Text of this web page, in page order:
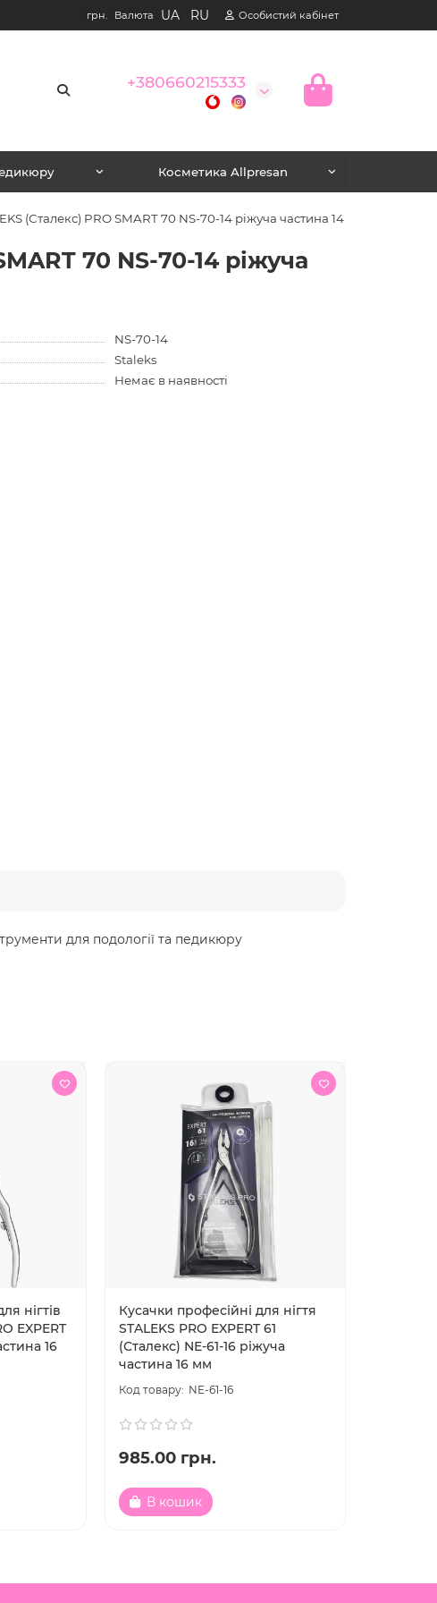
грн. Валюта UA RU Особистий кабінет
+380660215333
Косметика Allpresan
(Сталекс) PRO SMART 70 NS-70-14 ріжуча частина 14 мм
70 NS-70-14 ріжуча
NS-70-14
Staleks
Немає в наявності
для подології та педикюру
нігтів
EXPERT
16
Кусачки професійні для нігтя
STALEKS PRO EXPERT 61
(Сталекс) NE-61-16 ріжуча
частина 16 мм
NE-61-16
985.00 грн.
В кошик